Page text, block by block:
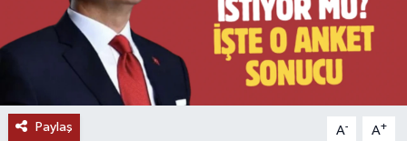
Paylaş A- A+